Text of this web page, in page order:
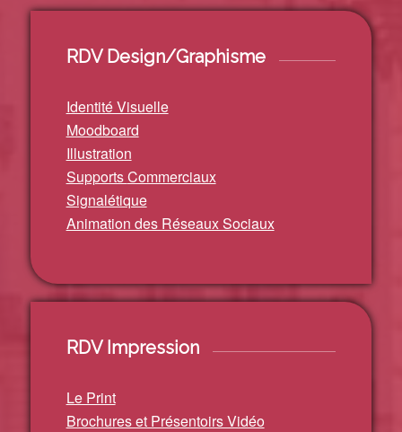
RDV Design/Graphisme
Identité Visuelle
Moodboard
Illustration
SupportsCommerciaux
Signalétique
Animation des Réseaux Sociaux
RDV Impression
Le Print
Brochures et Présentoirs Vidéo